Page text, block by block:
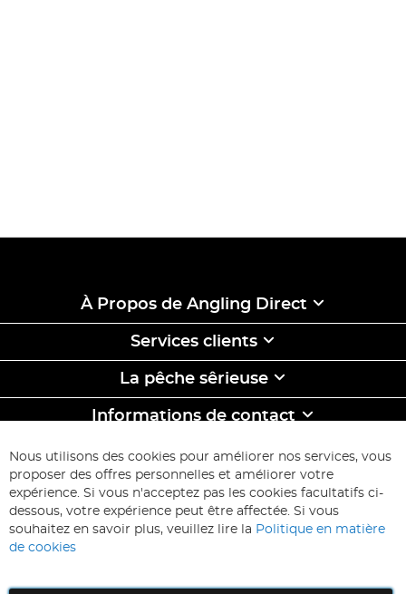
À Propos de Angling Direct
Services clients
La pêche sêrieuse
Informations de contact
ABONNEZ-VOUS & ECONOMISEZ
Inscription
à
d’information
:
Inscription
Nous utilisons des cookies pour améliorer nos services, vous
proposer des offres personnelles et améliorer votre
expérience. Si vous n'acceptez pas les cookies facultatifs ci-
dessous, votre expérience peut être affectée. Si vous
souhaitez en savoir plus, veuillez lire la Politique en matière
de cookies